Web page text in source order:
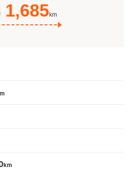
1,685 km
km